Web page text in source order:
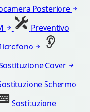
Posteriore
Preventivo
Cover
Schermo
Sostituzione